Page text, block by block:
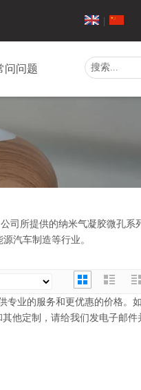
问问题
司所提供的纳米气凝胶微孔系
汽车制造等行业。
专业的服务和更优惠的价格。
他定制，请给我们发电子邮件